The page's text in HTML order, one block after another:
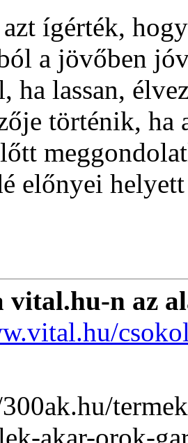
ígérték,
a jövőben
ha lassan,
történik, ha
előnyei
vital.hu-n az
akar-orok-